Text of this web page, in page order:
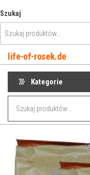
do
treści
Szukaj
life-of-rosek.de
Kategorie